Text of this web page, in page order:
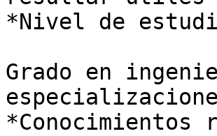
*Nivel de
Grado en
*Conocimientos